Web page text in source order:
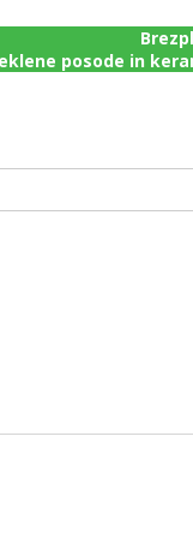
posode in